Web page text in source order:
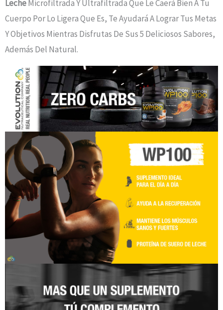
LecheMicrofiltrada Y Ultrafiltrada Que Le Caerá Bien A Tu
Cuerpo Por Lo Ligera Que Es, Te Ayudará A Lograr Tus Metas
Y Objetivos Mientras Disfrutas De Sus 5 Deliciosos Sabores,
Además Del Natural.